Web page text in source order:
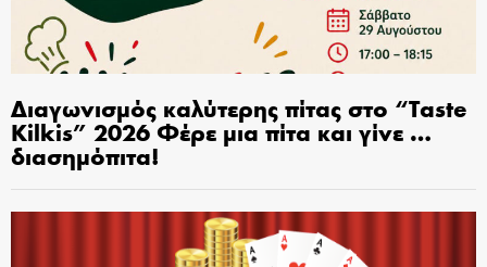
Διαγωνισμός καλύτερης πίτας στο “Taste
Kilkis” 2026 Φέρε μια πίτα και γίνε …
διασημόπιτα!